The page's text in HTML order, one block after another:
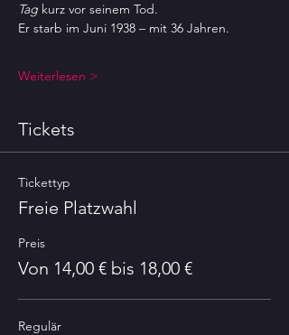
Tag kurz vor seinem Tod.
Er starb im Juni 1938 – mit 36 Jahren.
Weiterlesen >
Tickets
Tickettyp
Freie Platzwahl
Preis
Von 14,00 € bis 18,00 €
Regulär